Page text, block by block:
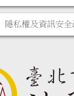
隱私權及資訊安全